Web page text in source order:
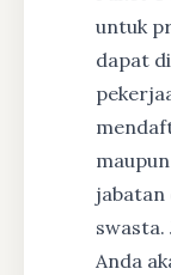
untuk
dapat
jabatan
swasta.
Anda